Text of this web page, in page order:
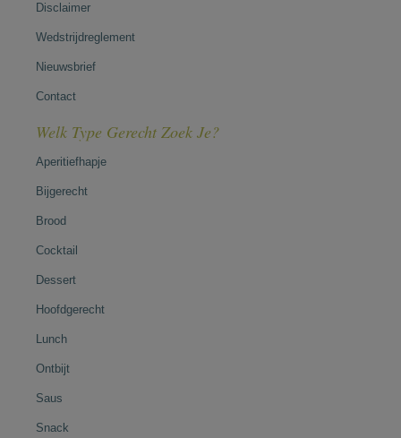
Disclaimer
Wedstrijdreglement
Nieuwsbrief
Contact
Welk Type Gerecht Zoek Je?
Aperitiefhapje
Bijgerecht
Brood
Cocktail
Dessert
Hoofdgerecht
Lunch
Ontbijt
Saus
Snack